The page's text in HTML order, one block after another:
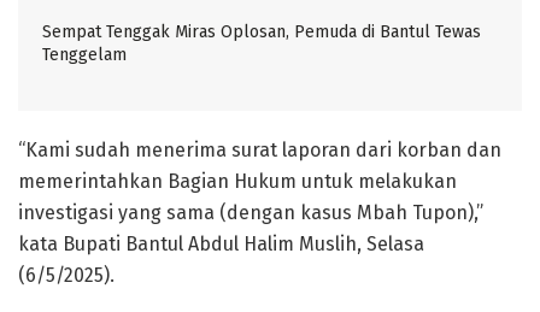
Sempat Tenggak Miras Oplosan, Pemuda di Bantul Tewas
Tenggelam
“Kami sudah menerima surat laporan dari korban dan
memerintahkan Bagian Hukum untuk melakukan
investigasi yang sama (dengan kasus Mbah Tupon),”
kata Bupati Bantul Abdul Halim Muslih, Selasa
(6/5/2025).